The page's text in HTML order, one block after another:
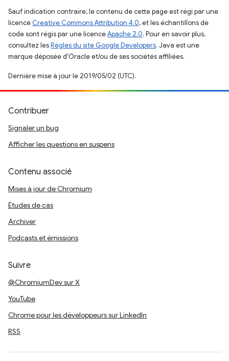
Sauf indication contraire, le contenu de cette page est régi par une
licence Creative Commons Attribution 4.0, et les échantillons de
code sont régis par une licenceApache 2.0. Pour en savoir plus,
consultez lesRègles du site Google Developers. Java est une
marque déposée d'Oracle et/ou de ses sociétés affiliées.
Dernière mise à jour le 2019/05/02 (UTC).
Contribuer
Signaler un bug
Afficher les questions en suspens
Contenu associé
Mises à jour de Chromium
Études de cas
Archiver
Podcasts et émissions
Suivre
@ChromiumDev sur X
YouTube
Chrome pour les développeurs sur LinkedIn
RSS